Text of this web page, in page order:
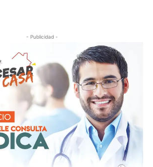
- Publicidad -